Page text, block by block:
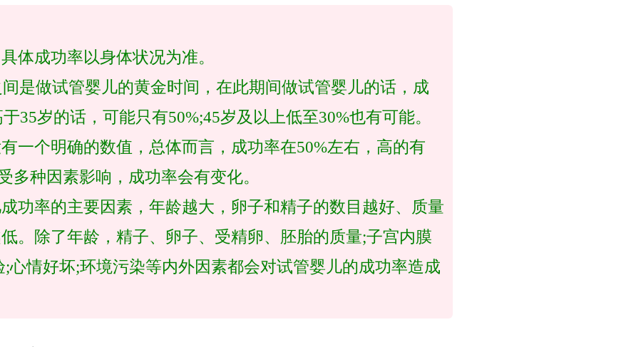
体成功率以身体状况为准。
是做试管婴儿的黄金时间，在此期间做试管婴儿的话，成
35岁的话，可能只有50%;45岁及以上低至30%也有可能。
一个明确的数值，总体而言，成功率在50%左右，高的有
多种因素影响，成功率会有变化。
功率的主要因素，年龄越大，卵子和精子的数目越好、质量
。除了年龄，精子、卵子、受精卵、胚胎的质量;子宫内膜
心情好坏;环境污染等内外因素都会对试管婴儿的成功率造成